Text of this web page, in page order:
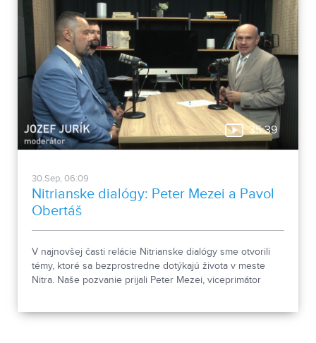
35:39
30.Sep, 06:09
Nitrianske dialógy: Peter Mezei a Pavol
Obertáš
V najnovšej časti relácie Nitrianske dialógy sme otvorili
témy, ktoré sa bezprostredne dotýkajú života v meste
Nitra. Naše pozvanie prijali Peter Mezei, viceprimátor